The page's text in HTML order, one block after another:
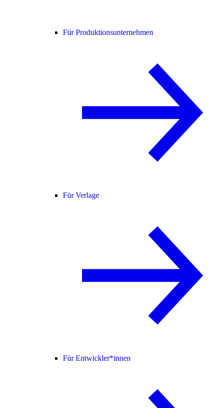
Für Produktionsunternehmen
Für Verlage
Für Entwickler*innen